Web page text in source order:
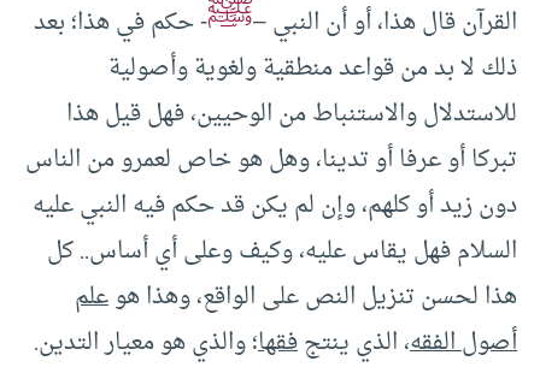
القرآن قال هذا، أو أن النبي –ﷺ- حكم في هذا؛ بعد
ذلك لا بد من قواعد منطقية ولغوية وأصولية
للاستدلال والاستنباط من الوحيين، فهل قيل هذا
تبركا أو عرفا أو تدينا، وهل هو خاص لعمرو من الناس
دون زيد أو كلهم، وإن لم يكن قد حكم فيه النبي عليه
السلام فهل يقاس عليه، وكيف وعلى أي أساس.. كل
هذا لحسن تنزيل النص على الواقع، وهذا هوعلم
أصول الفقه، الذي ينتجفقها؛ والذي هو معيار التدين.